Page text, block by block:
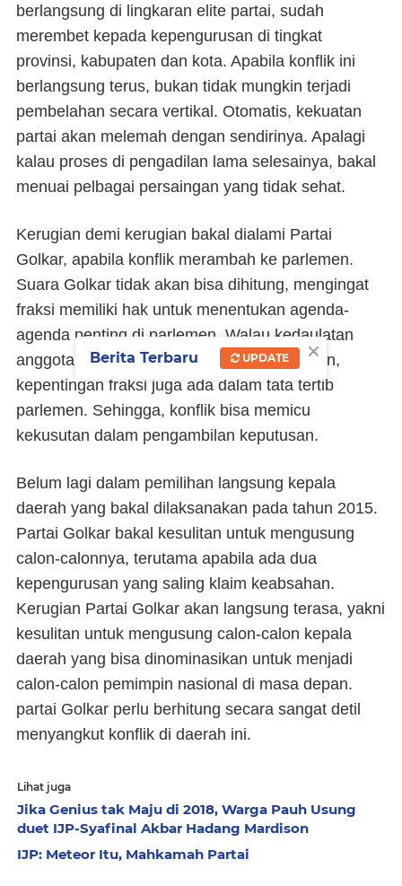
berlangsung di lingkaran elite partai, sudah
merembet kepada kepengurusan di tingkat
provinsi, kabupaten dan kota. Apabila konflik ini
berlangsung terus, bukan tidak mungkin terjadi
pembelahan secara vertikal. Otomatis, kekuatan
partai akan melemah dengan sendirinya. Apalagi
kalau proses di pengadilan lama selesainya, bakal
menuai pelbagai persaingan yang tidak sehat.
Kerugian demi kerugian bakal dialami Partai
Golkar, apabila konflik merambah ke parlemen.
Suara Golkar tidak akan bisa dihitung, mengingat
fraksi memiliki hak untuk menentukan agenda-
agenda penting di parlemen. Walau kedaulatan
anggota partemen masih bisa dipertahankan,
kepentingan fraksi juga ada dalam tata tertib
parlemen. Sehingga, konflik bisa memicu
kekusutan dalam pengambilan keputusan.
Belum lagi dalam pemilihan langsung kepala
daerah yang bakal dilaksanakan pada tahun 2015.
Partai Golkar bakal kesulitan untuk mengusung
calon-calonnya, terutama apabila ada dua
kepengurusan yang saling klaim keabsahan.
Kerugian Partai Golkar akan langsung terasa, yakni
kesulitan untuk mengusung calon-calon kepala
daerah yang bisa dinominasikan untuk menjadi
calon-calon pemimpin nasional di masa depan.
partai Golkar perlu berhitung secara sangat detil
menyangkut konflik di daerah ini.
Lihat juga
Jika Genius tak Maju di 2018, Warga Pauh Usung
duet IJP-Syafinal Akbar Hadang Mardison
IJP: Meteor Itu, Mahkamah Partai
×
Berita Terbaru UPDATE